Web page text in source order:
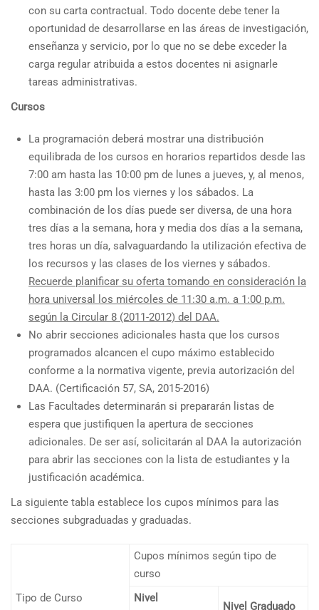
con su carta contractual. Todo docente debe tener la
oportunidad de desarrollarse en las áreas de investigación,
enseñanza y servicio, por lo que no se debe exceder la
carga regular atribuida a estos docentes ni asignarle
tareas administrativas.
Cursos
La programación deberá mostrar una distribución
equilibrada de los cursos en horarios repartidos desde las
7:00 am hasta las 10:00 pm de lunes a jueves, y, al menos,
hasta las 3:00 pm los viernes y los sábados. La
combinación de los días puede ser diversa, de una hora
tres días a la semana, hora y media dos días a la semana,
tres horas un día, salvaguardando la utilización efectiva de
los recursos y las clases de los viernes y sábados.
Recuerde planificar su oferta tomando en consideración la
hora universal los miércoles de 11:30 a.m. a 1:00 p.m.
según la Circular 8 (2011-2012) del DAA.
No abrir secciones adicionales hasta que los cursos
programados alcancen el cupo máximo establecido
conforme a la normativa vigente, previa autorización del
DAA. (Certificación 57, SA, 2015-2016)
Las Facultades determinarán si prepararán listas de
espera que justifiquen la apertura de secciones
adicionales. De ser así, solicitarán al DAA la autorización
para abrir las secciones con la lista de estudiantes y la
justificación académica.
La siguiente tabla establece los cupos mínimos para las
secciones subgraduadas y graduadas.
Tipo de Curso
Cupos mínimos según tipo de
curso
Nivel
Nivel Graduado